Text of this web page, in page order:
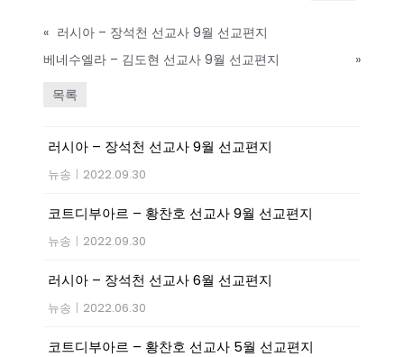
« 러시아 – 장석천 선교사 9월 선교편지
베네수엘라 – 김도현 선교사 9월 선교편지
»
목록
러시아 – 장석천 선교사 9월 선교편지
뉴송 | 2022.09.30
코트디부아르 – 황찬호 선교사 9월 선교편지
뉴송 | 2022.09.30
러시아 – 장석천 선교사 6월 선교편지
뉴송 | 2022.06.30
코트디부아르 – 황찬호 선교사 5월 선교편지